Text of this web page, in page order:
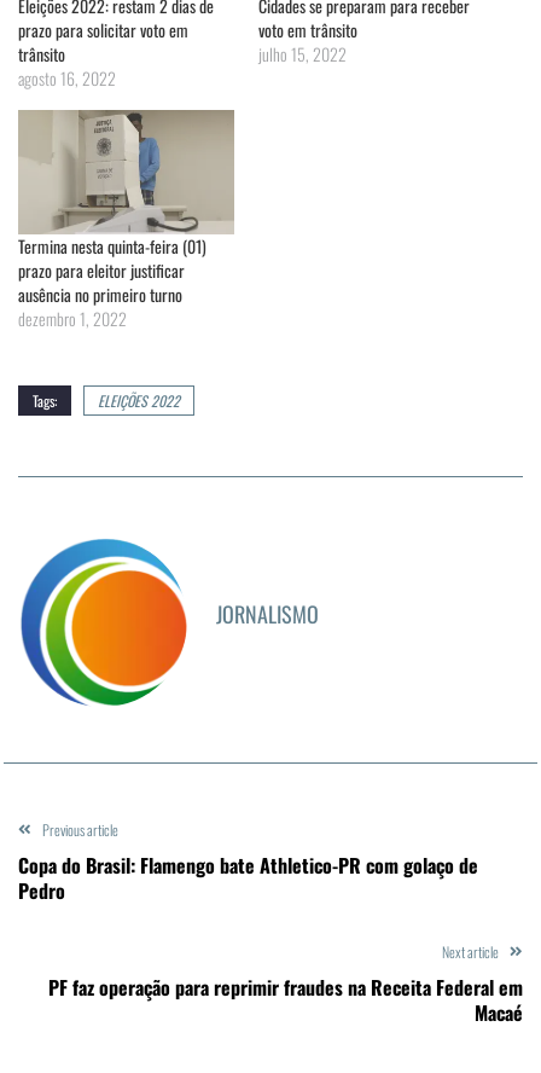
Eleições 2022: restam 2 dias de
prazo para solicitar voto em
trânsito
agosto 16, 2022
Cidades se preparam para receber
voto em trânsito
julho 15, 2022
Termina nesta quinta-feira (01)
prazo para eleitor justificar
ausência no primeiro turno
dezembro 1, 2022
Tags: ELEIÇÕES 2022
JORNALISMO
Previous article
Copa do Brasil: Flamengo bate Athletico-PR com golaço de
Pedro
Next article
PF faz operação para reprimir fraudes na Receita Federal em
Macaé